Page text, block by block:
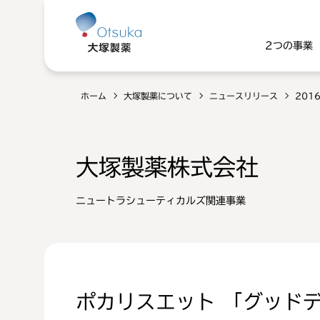
2つの事業
ホーム 大塚製薬について ニュースリリース
大塚製薬株式会社
ニュートラシューティカルズ関連事業
ポカリスエット 「グッド